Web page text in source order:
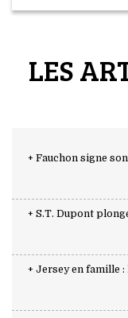
LES
+ Fauchon signe
+ S.T. Dupont
+ Jersey en famille :